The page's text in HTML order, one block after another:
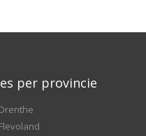
per provincie